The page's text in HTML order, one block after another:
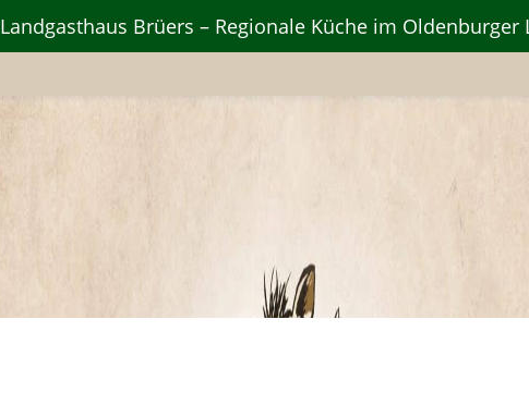
Landgasthaus Brüers – Regionale Küche im Oldenburger